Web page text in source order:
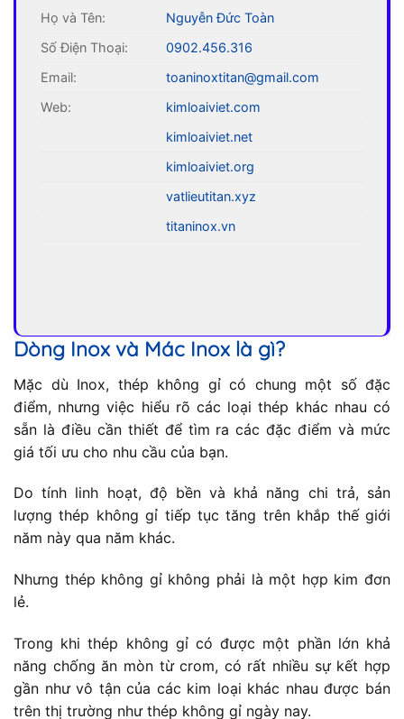
Họ và Tên:
Nguyễn Đức Toàn
Số Điện Thoại:
0902.456.316
Email:
toaninoxtitan@gmail.com
Web:
kimloaiviet.com
kimloaiviet.net
kimloaiviet.org
vatlieutitan.xyz
titaninox.vn
Dòng Inox và Mác Inox là gì?
Mặc dù Inox, thép không gỉ có chung một số đặc
điểm, nhưng việc hiểu rõ các loại thép khác nhau có
sẵn là điều cần thiết để tìm ra các đặc điểm và mức
giá tối ưu cho nhu cầu của bạn.
Do tính linh hoạt, độ bền và khả năng chi trả, sản
lượng thép không gỉ tiếp tục tăng trên khắp thế giới
năm này qua năm khác.
Nhưng thép không gỉ không phải là một hợp kim đơn
lẻ.
Trong khi thép không gỉ có được một phần lớn khả
năng chống ăn mòn từ crom, có rất nhiều sự kết hợp
gần như vô tận của các kim loại khác nhau được bán
trên thị trường như thép không gỉ ngày nay.